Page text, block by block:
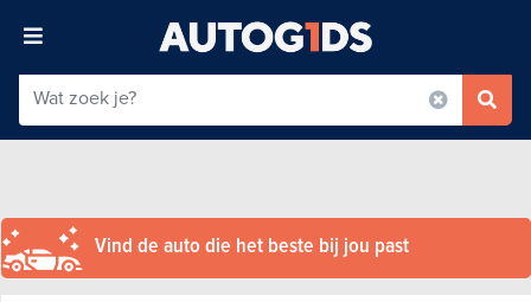
Vind de auto die het beste bij jou past